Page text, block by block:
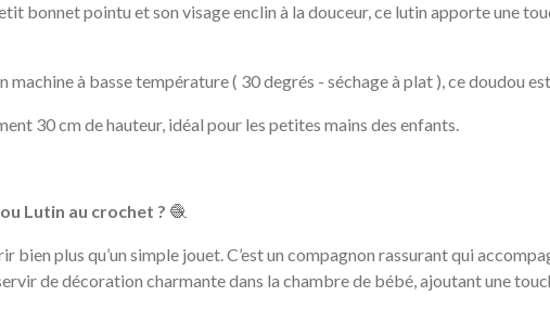
bonnet pointu et son visage enclin à la douceur, ce lutin apporte une
machine à basse température ( 30 degrés - séchage à plat ), ce doudou
30 cm de hauteur, idéal pour les petites mains des enfants.
Lutin au crochet ? 🧶
bien plus qu’un simple jouet. C’est un compagnon rassurant qui
de décoration charmante dans la chambre de bébé, ajoutant une